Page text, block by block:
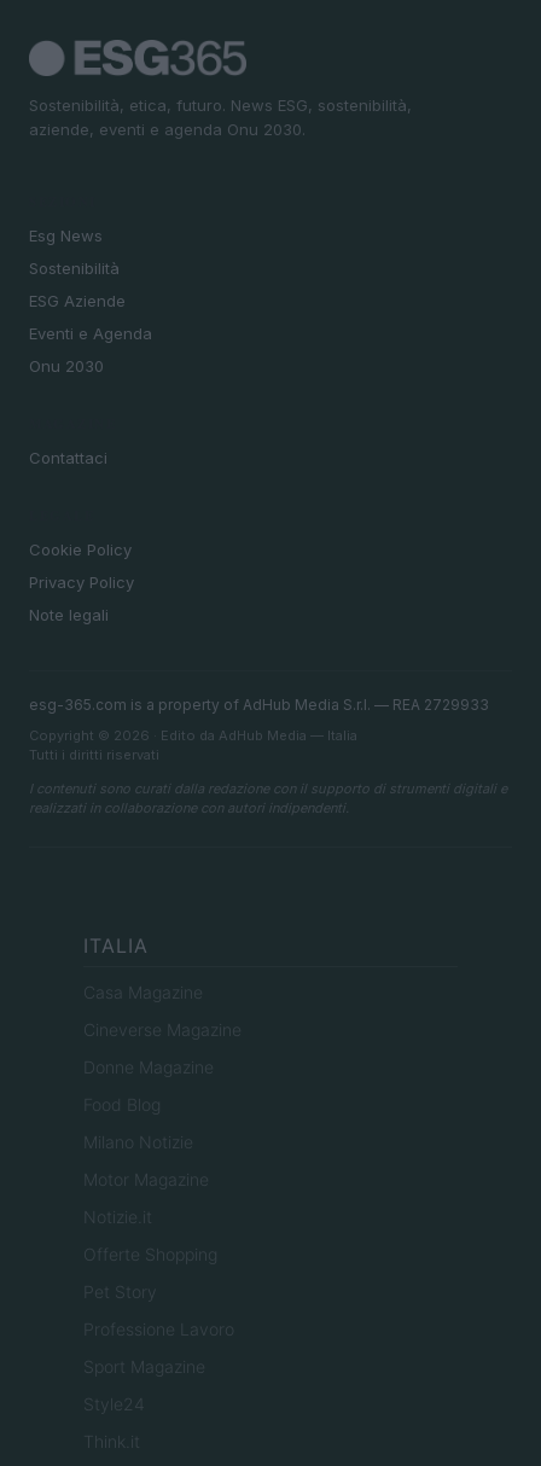
Sostenibilità, etica, futuro. News ESG, sostenibilità,
aziende, eventi e agenda Onu 2030.
Esg News
Sostenibilità
ESG Aziende
Eventi e Agenda
Onu 2030
Contattaci
Cookie Policy
Privacy Policy
Note legali
esg-365.com is a property of AdHub Media S.r.l. — REA 2729933
Copyright © 2026 · Edito da AdHub Media — Italia
Tutti i diritti riservati
I contenuti sono curati dalla redazione con il supporto di strumenti digitali e
realizzati in collaborazione con autori indipendenti.
ITALIA
Casa Magazine
Cineverse Magazine
Donne Magazine
Food Blog
Milano Notizie
Motor Magazine
Notizie.it
Offerte Shopping
Pet Story
Professione Lavoro
Sport Magazine
Style24
Think.it